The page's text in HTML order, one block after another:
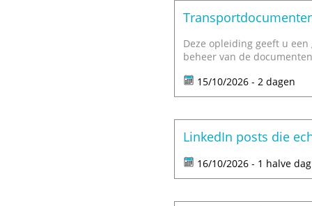
Deze opleiding geeft u
beheer van de
15/10/2026 - 2 dagen
LinkedIn posts die
16/10/2026 - 1 halve dag